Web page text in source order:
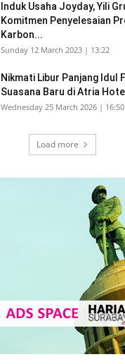
Induk Usaha Joyday, Yili
Komitmen Penyelesaian
Karbon...
Sunday 12 March 2023 | 13:22
Nikmati Libur Panjang Idul
Suasana Baru di Atria
Wednesday 25 March 2026 | 16:50
Load more